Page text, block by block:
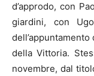
d’approdo, con
giardini, con
della Vittoria.
novembre, dal